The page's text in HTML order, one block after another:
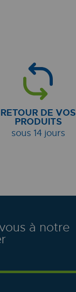
RETOUR DE VOS
PRODUITS
sous 14 jours
à notre